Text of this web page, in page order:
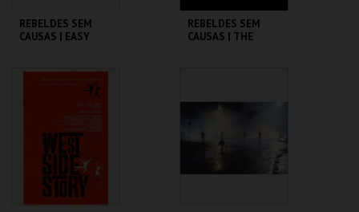
REBELDES SEM
CAUSAS | EASY
CINEMATECA
COMPRAR
REBELDES SEM
CAUSAS | THE